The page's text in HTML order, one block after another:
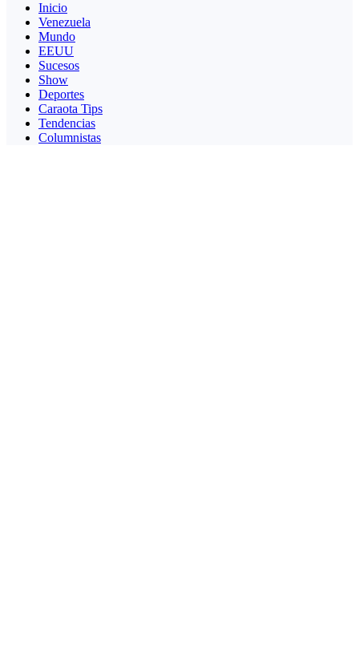
Inicio
Venezuela
Mundo
EEUU
Sucesos
Show
Deportes
Caraota Tips
Tendencias
Columnistas